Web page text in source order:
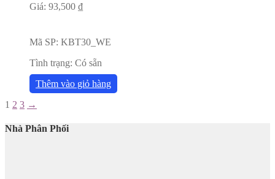
Giá: 93,500 ₫
Mã SP: KBT30_WE
Tình trạng: Có sẵn
Thêm vào giỏ hàng
1 2 3 →
Nhà Phân Phối